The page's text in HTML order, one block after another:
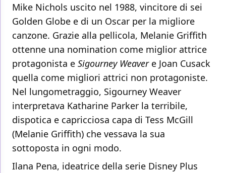
Mike Nichols uscito nel 1988, vincitore di sei
Golden Globe e di un Oscar per la migliore
canzone. Grazie alla pellicola, Melanie Griffith
ottenne una nomination come miglior attrice
protagonista e Sigourney Weavere Joan Cusack
quella come migliori attrici non protagoniste.
Nel lungometraggio, Sigourney Weaver
interpretava Katharine Parker la terribile,
dispotica e capricciosa capa di Tess McGill
(Melanie Griffith) che vessava la sua
sottoposta in ogni modo.
Ilana Pena, ideatrice della serie Disney Plus